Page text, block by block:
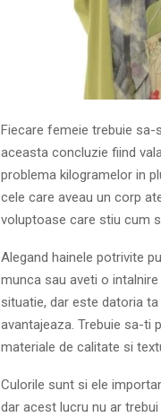
Fiecare femeie trebuie
aceasta concluzie fiind
problema kilogramelor in
cele care aveau un corp
voluptoase care stiu cum
Alegand hainele potrivite
munca sau aveti o
situatie, dar este datoria
avantajeaza. Trebuie sa-ti
materiale de calitate si
Culorile sunt si ele
dar acest lucru nu ar